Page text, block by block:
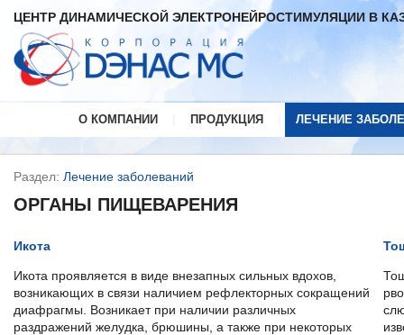
ЦЕНТР ДИНАМИЧЕСКОЙ ЭЛЕКТРОНЕЙРОСТИМУЛЯЦИИ В
О КОМПАНИИ ПРОДУКЦИЯ ЛЕЧЕНИЕ
Раздел: Лечение заболеваний
ОРГАНЫ ПИЩЕВАРЕНИЯ
Икота
Икота проявляется в виде внезапных сильных вдохов,
возникающих в связи наличием рефлекторных сокращений
диафрагмы. Возникает при наличии различных
раздражений желудка, брюшины, а также при некоторых